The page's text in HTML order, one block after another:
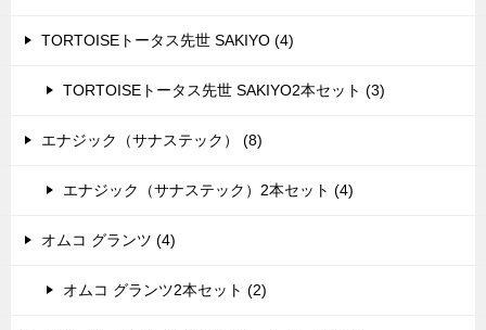
TORTOISEトータス先世 SAKIYO (4)
TORTOISEトータス先世 SAKIYO2本セット (3)
エナジック（サナステック） (8)
エナジック（サナステック）2本セット (4)
オムコ グランツ (4)
オムコ グランツ2本セット (2)